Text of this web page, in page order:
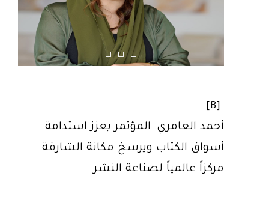
[B]
أحمد العامري: المؤتمر يعزز استدامة
أسواق الكتاب ويرسخ مكانة الشارقة
مركزاً عالمياً لصناعة النشر